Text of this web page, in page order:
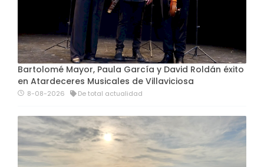
Bartolomé Mayor, Paula García y David Roldán éxito
en Atardeceres Musicales de Villaviciosa
8-08-2026 De total actualidad